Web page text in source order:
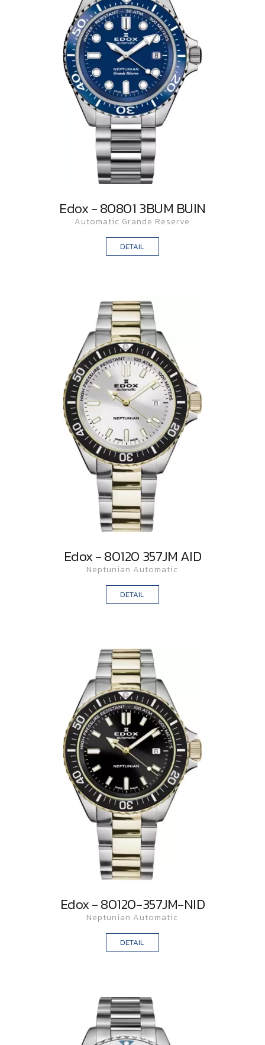
Edox - 80801 3BUM BUIN
Automatic Grande Reserve
DETAIL
Edox - 80120 357JM AID
Neptunian Automatic
DETAIL
Edox - 80120-357JM-NID
Neptunian Automatic
DETAIL